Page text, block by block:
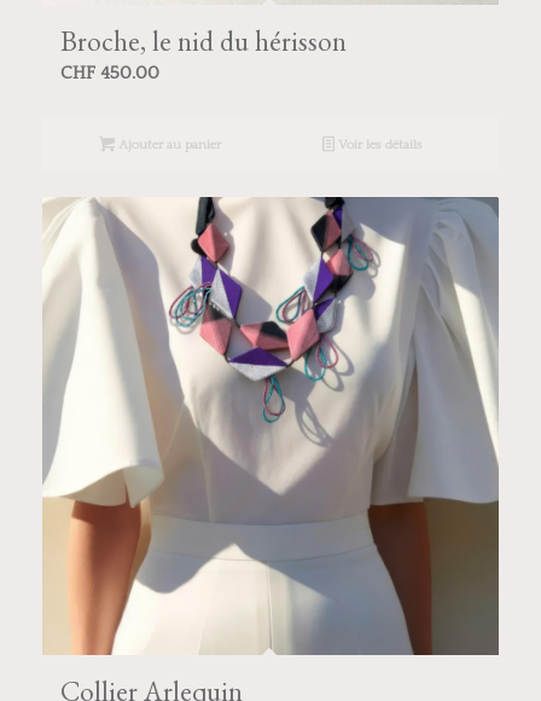
Broche, le nid du hérisson
CHF450.00
Ajouter au panier Voir les détails
Collier Arlequin